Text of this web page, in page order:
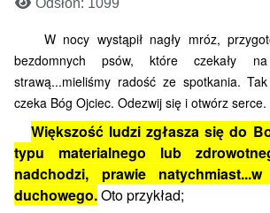
Odsłon: 1099
W nocy wystąpił nagły mróz,
bezdomnych psów, które czekały
strawą...mieliśmy radość ze spotkania.
czeka Bóg Ojciec. Odezwij się i otwórz serce.
Większość ludzi zgłasza się do
typu materialnego lub
nadchodzi, prawie
duchowego.Oto przykład;